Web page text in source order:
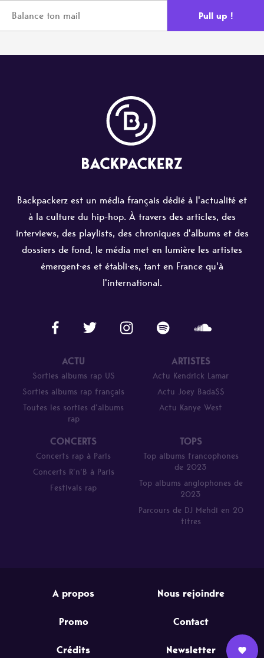
Backpackerz est un média français dédié à l'actualité et
à la culture du hip-hop. À travers des articles, des
interviews, des playlists, des chroniques d'albums et des
dossiers de fond, le média met en lumière les artistes
émergent·es et établi·es, tant en France qu'à
l'international.
ACTU
Sorties albums rap US
Sorties albums rap français
Toutes les sorties d’albums
rap
ARTISTES
Actu Kendrick Lamar
Actu Joey Bada$$
Actu Kanye West
CONCERTS
Concerts rap à Paris
Concerts R’n’B à Paris
Festivals rap
TOPS
Top albums francophones
de 2023
Top albums anglophones de
2023
Parcours de DJ Mehdi en 20
titres
A propos Nous rejoindre
Promo Contact
Crédits Newsletter